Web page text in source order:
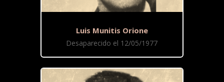
Luis Munitis Orione
Desaparecido el 12/05/1977